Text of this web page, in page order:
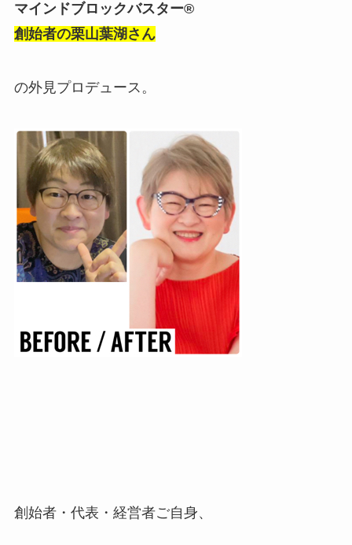
マインドブロックバスター®
創始者の栗山葉湖さん
の外見プロデュース。
創始者・代表・経営者ご自身、